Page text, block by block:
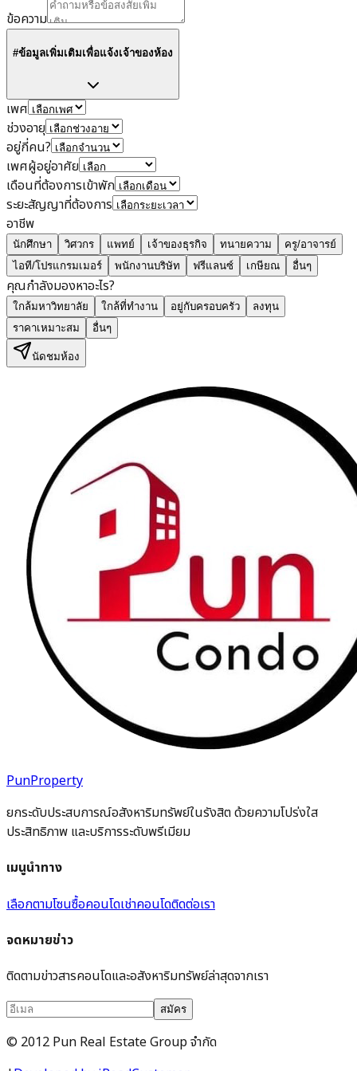
ข้อความ
#ข้อมูลเพิ่มเติมเพื่อแจ้งเจ้าของห้อง
เพศ
ช่วงอายุ
อยู่กี่คน?
เพศผู้อยู่อาศัย
เดือนที่ต้องการเข้าพัก
ระยะสัญญาที่ต้องการ
อาชีพ
นักศึกษา วิศวกร แพทย์ เจ้าของธุรกิจ ทนายความ
ครู/อาจารย์
ไอที/โปรแกรมเมอร์
พนักงานบริษัท ฟรีแลนซ์ เกษียณ อื่นๆ
คุณกำลังมองหาอะไร?
ใกล้มหาวิทยาลัย ใกล้ที่ทำงาน อยู่กับครอบครัว
ลงทุน
ราคาเหมาะสม
อื่นๆ
นัดชมห้อง
PunProperty
ยกระดับประสบการณ์อสังหาริมทรัพย์ในรังสิต ด้วยความโปร่งใส
ประสิทธิภาพ และบริการระดับพรีเมียม
เมนูนำทาง
เลือกตามโซนซื้อคอนโดเช่าคอนโดติดต่อเรา
จดหมายข่าว
ติดตามข่าวสารคอนโดและอสังหาริมทรัพย์ล่าสุดจากเรา
สมัคร
© 2012 Pun Real Estate Group จำกัด